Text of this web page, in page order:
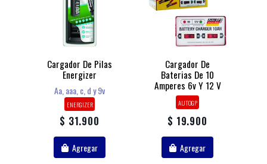
Cargador De Pilas
Energizer
Aa, aaa, c, d y 9v
ENERGIZER
$ 31.900
Agregar
Cargador De
Baterias De 10
Amperes 6v Y 12 V
AUTOGP
$ 19.900
Agregar